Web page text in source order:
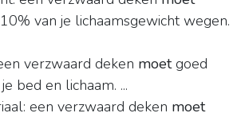
van je lichaamsgewicht wegen.
verzwaard deken moetgoed
bed en lichaam. ...
een verzwaard deken moet